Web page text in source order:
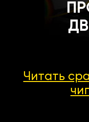
Читать